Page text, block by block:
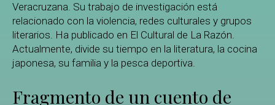
Veracruzana. Su trabajo de investigación está
relacionado con la violencia, redes culturales y grupos
literarios. Ha publicado en El Cultural de La Razón.
Actualmente, divide su tiempo en la literatura, la cocina
japonesa, su familia y la pesca deportiva.
Fragmento de un cuento de